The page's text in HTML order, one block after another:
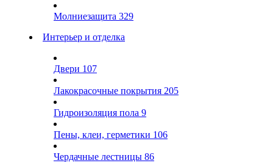
Молниезащита 329
Интерьер и отделка
Двери 107
Лакокрасочные покрытия 205
Гидроизоляция пола 9
Пены, клеи, герметики 106
Чердачные лестницы 86